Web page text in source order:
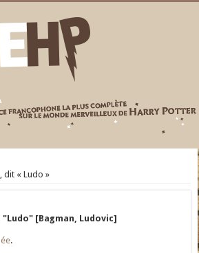
dit « Ludo »
[Bagman, Ludovic]
.